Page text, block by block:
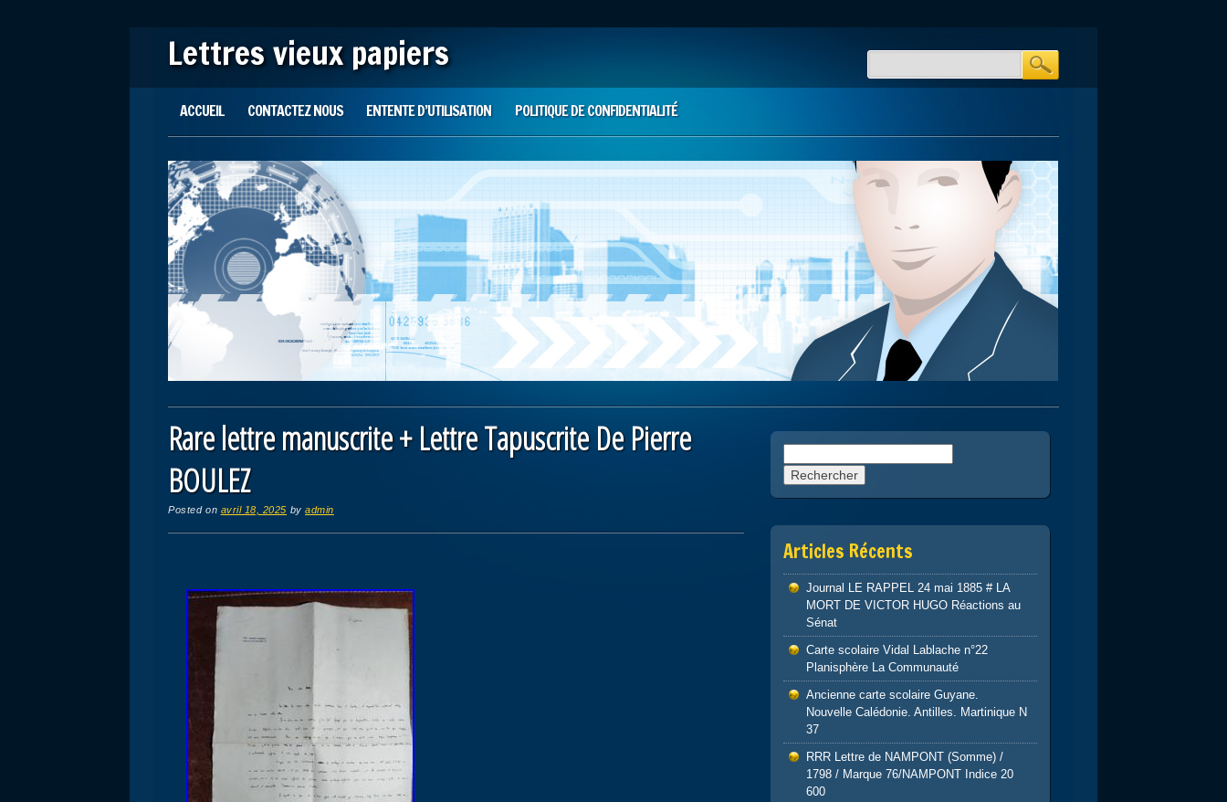
Lettres vieux papiers
Main menu
ACCUEIL CONTACTEZ NOUS ENTENTE D’UTILISATION POLITIQUE DE CONFIDENTIALITÉ
Rare lettre manuscrite + Lettre Tapuscrite De Pierre
BOULEZ
Posted on avril 18, 2025 byadmin
Articles Récents
Journal LE RAPPEL 24 mai 1885 # LA
MORT DE VICTOR HUGO Réactions au
Sénat
Carte scolaire Vidal Lablache n°22
Planisphère La Communauté
Ancienne carte scolaire Guyane.
Nouvelle Calédonie. Antilles. Martinique N
37
RRR Lettre de NAMPONT (Somme) /
1798 / Marque 76/NAMPONT Indice 20
600